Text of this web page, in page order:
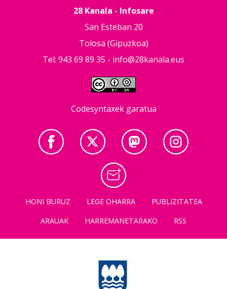
28 Kanala - Infosare
San Esteban 20
Tolosa (Gipuzkoa)
Tel: 943 69 89 35 - info@28kanala.eus
Codesyntaxek garatua
HONI BURUZ LEGE OHARRA
PUBLIZITATEA
ARAUAK
HARREMANETARAKO RSS